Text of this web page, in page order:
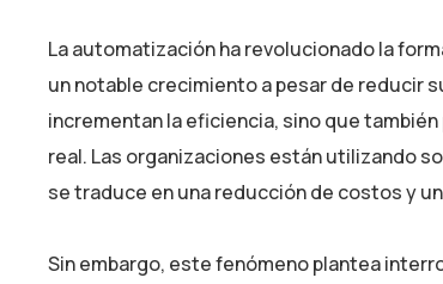
La automatización ha revolucionado la
un notable crecimiento a pesar de reducir
incrementan la eficiencia, sino que
real. Las organizaciones están utilizando
se traduce en una reducción de costos y
Sin embargo, este fenómeno plantea